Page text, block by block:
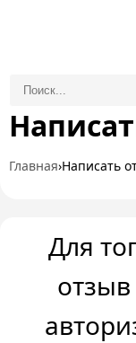
Главная›Написать
Для